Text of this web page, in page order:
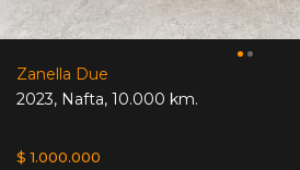
Zanella Due
2023, Nafta, 10.000 km.
$ 1.000.000